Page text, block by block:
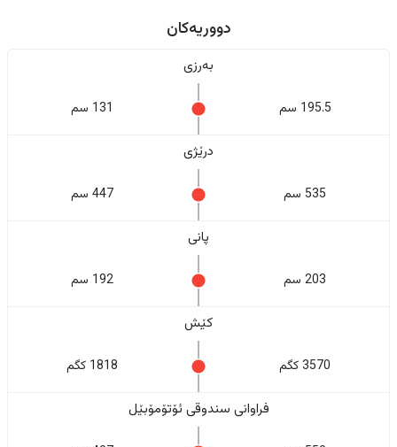
دووریەکان
بەرزی
195.5 سم 131 سم
درێژی
535 سم 447 سم
پانی
203 سم 192 سم
کێش
3570 کگم 1818 کگم
فراوانی سندوقی ئۆتۆمۆبێل